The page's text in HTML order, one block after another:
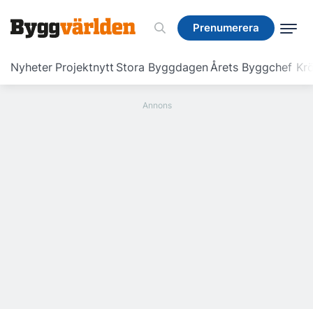
Prenumerera
Nyheter Projektnytt Stora ByggdagenÅrets Byggchef
Prenumerera